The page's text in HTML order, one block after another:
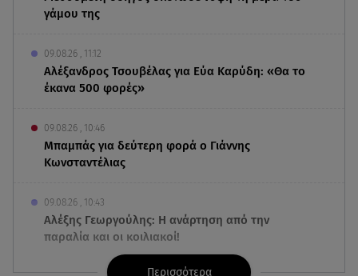
γάμου της
09.08.26 , 11:12
Αλέξανδρος Τσουβέλας για Εύα Καρύδη: «Θα το
έκανα 500 φορές»
09.08.26 , 10:46
Μπαμπάς για δεύτερη φορά ο Γιάννης
Κωνσταντέλιας
09.08.26 , 10:43
Αλέξης Γεωργούλης: Η ανάρτηση από την
παραλία και οι κοιλιακοί!
Περισσότερα